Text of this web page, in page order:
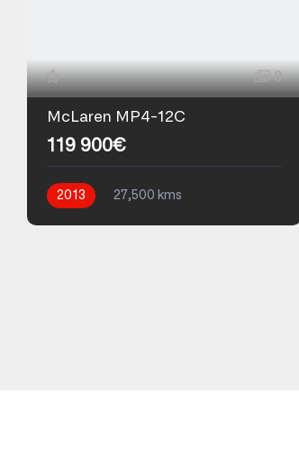
8
McLaren MP4-12C
119 900€
2013
27,500 kms